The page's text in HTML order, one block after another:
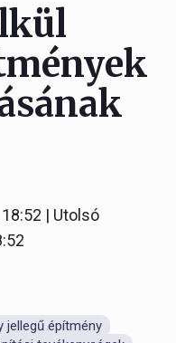
| Utolsó
jellegű építmény